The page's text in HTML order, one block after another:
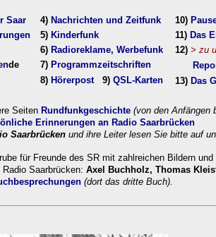
Saar 4) Nachrichten und Zeitfunk 10)
5) Kinderfunk 11) Das
6) Radioreklame, Werbefunk 12) > zu
de 7) Programmzeitschriften
8) Hörerpost9) QSL-Karten 13) Das
Seiten Rundfunkgeschichte (von den Anfängen
Erinnerungen an Radio Saarbrücken
Saarbrücken und ihre Leiter lesen Sie bitte auf
für Freunde des SR mit zahlreichen Bildern
Saarbrücken: Axel Buchholz, Thomas
(dort das dritte Buch).